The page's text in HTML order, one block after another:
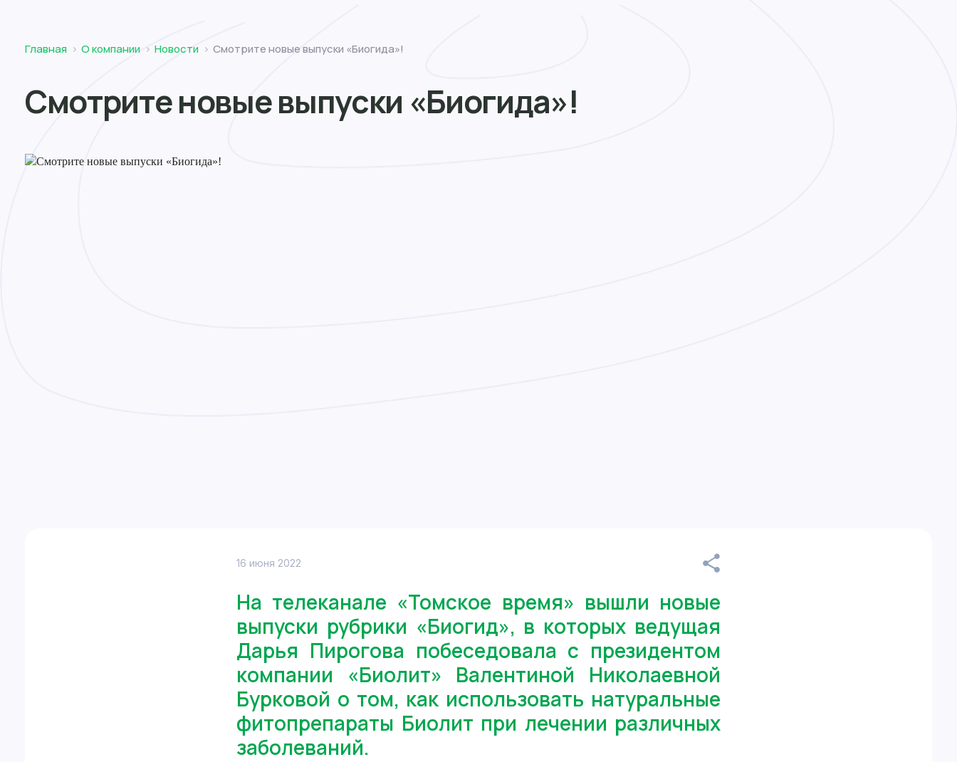
Главная О компании Новости Смотрите новые выпуски «Биогида»!
Смотрите новые выпуски «Биогида»!
16 июня 2022
На телеканале «Томское время» вышли новые
выпуски рубрики «Биогид», в которых ведущая
Дарья Пирогова побеседовала с президентом
компании «Биолит» Валентиной Николаевной
Бурковой о том, как использовать натуральные
фитопрепараты Биолит при лечении различных
заболеваний.